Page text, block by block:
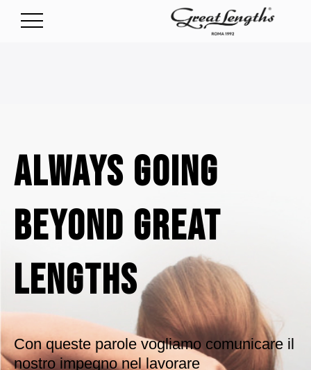
ALWAYS GOING
BEYOND GREAT
LENGTHS
Con queste parole vogliamo comunicare il
nostro impegno nel lavorare